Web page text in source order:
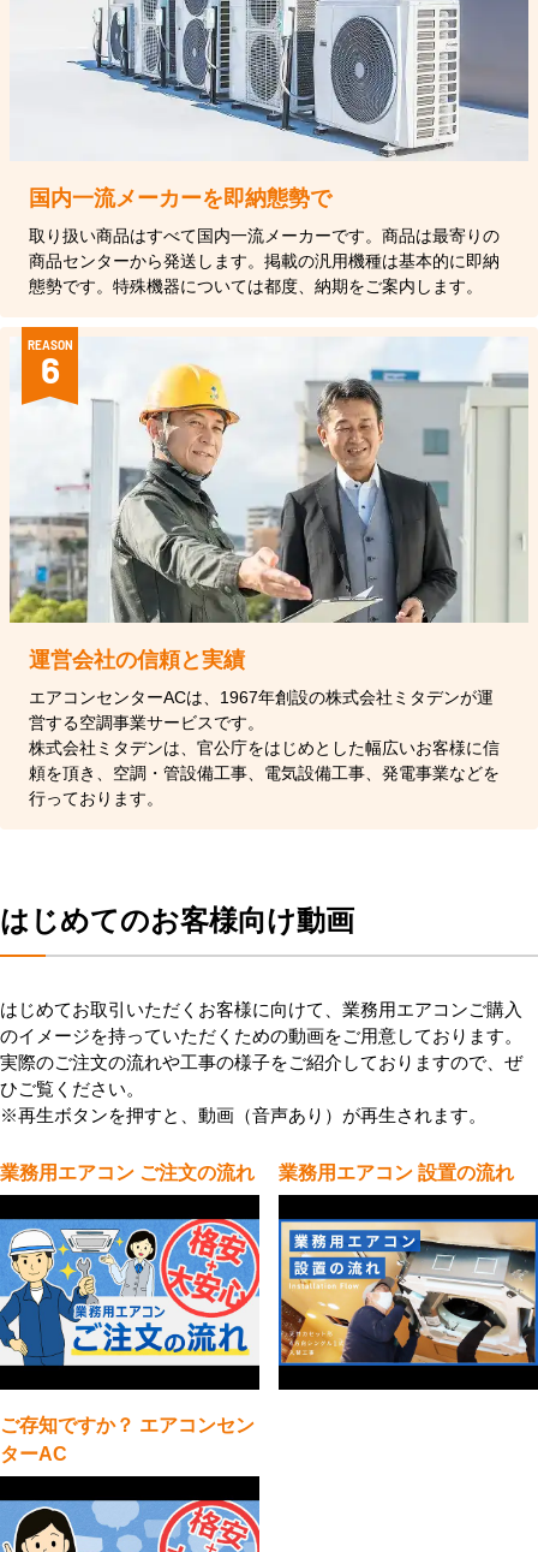
国内一流メーカーを即納態勢で
取り扱い商品はすべて国内一流メーカーです。商品は最寄りの
商品センターから発送します。掲載の汎用機種は基本的に即納
態勢です。特殊機器については都度、納期をご案内します。
REASON
6
運営会社の信頼と実績
エアコンセンターACは、1967年創設の株式会社ミタデンが運
営する空調事業サービスです。
株式会社ミタデンは、官公庁をはじめとした幅広いお客様に信
頼を頂き、空調・管設備工事、電気設備工事、発電事業などを
行っております。
はじめてのお客様向け動画
はじめてお取引いただくお客様に向けて、業務用エアコンご購入
のイメージを持っていただくための動画をご用意しております。
実際のご注文の流れや工事の様子をご紹介しておりますので、ぜ
ひご覧ください。
※再生ボタンを押すと、動画（音声あり）が再生されます。
業務用エアコン ご注文の流れ 業務用エアコン 設置の流れ
ご存知ですか？ エアコンセン
ターAC